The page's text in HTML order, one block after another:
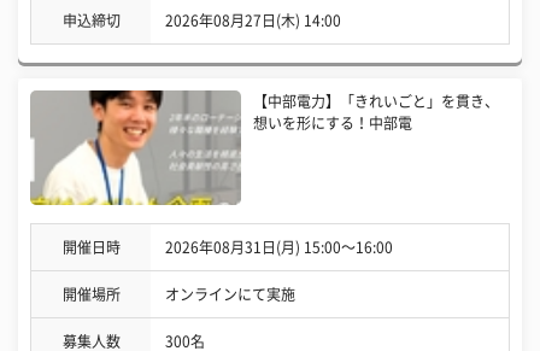
申込締切 2026年08月27日(木) 14:00
【中部電力】「きれいごと」を貫き、
想いを形にする！中部電
開催日時 2026年08月31日(月) 15:00〜16:00
開催場所 オンラインにて実施
募集人数 300名